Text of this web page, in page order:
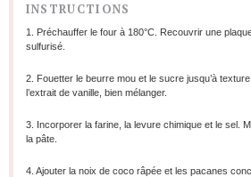
INSTRUCTIONS
1. Préchauffer le four à 180°C. Recouvrir une
sulfurisé.
2. Fouetter le beurre mou et le sucre jusqu’à
l’extrait de vanille, bien mélanger.
3. Incorporer la farine, la levure chimique et le sel.
la pâte.
4. Ajouter la noix de coco râpée et les pacanes